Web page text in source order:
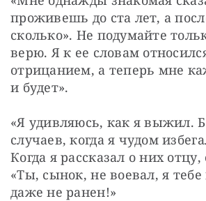
проживешь до ста лет, а
сколько». Не подумайте
верю. Я к ее словам
отрицанием, а теперь мне
и будет».
«Я удивляюсь, как я выжил.
случаев, когда я чудом
Когда я рассказал о них
«Ты, сынок, не воевал, я
даже не ранен!»